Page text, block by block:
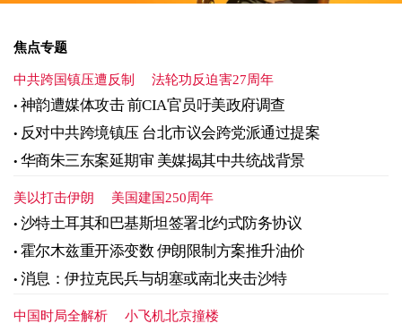
焦点专题
中共跨国镇压遭反制 法轮功反迫害27周年
神韵遭媒体攻击 前CIA官员吁美政府调查
反对中共跨境镇压 台北市议会跨党派通过提案
华商朱三东案延期审 美媒揭其中共统战背景
美以打击伊朗 美国建国250周年
沙特土耳其和巴基斯坦签署北约式防务协议
霍尔木兹重开添变数 伊朗限制方案推升油价
消息：伊拉克民兵与胡塞或南北夹击沙特
中国时局全解析 小飞机北京撞楼